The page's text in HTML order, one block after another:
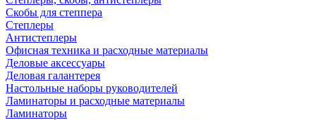
Скобы для степпера
Степлеры
Антистеплеры
Офисная техника и расходные материалы
Деловые аксессуары
Деловая галантерея
Настольные наборы руководителей
Ламинаторы и расходные материалы
Ламинаторы